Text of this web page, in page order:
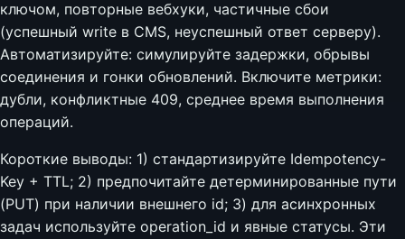
ключом, повторные вебхуки, частичные сбои
(успешный write в CMS, неуспешный ответ серверу).
Автоматизируйте: симулируйте задержки, обрывы
соединения и гонки обновлений. Включите метрики:
дубли, конфликтные 409, среднее время выполнения
операций.
Короткие выводы: 1) стандартизируйте Idempotency-
Key + TTL; 2) предпочитайте детерминированные пути
(PUT) при наличии внешнего id; 3) для асинхронных
задач используйте operation_id и явные статусы. Эти